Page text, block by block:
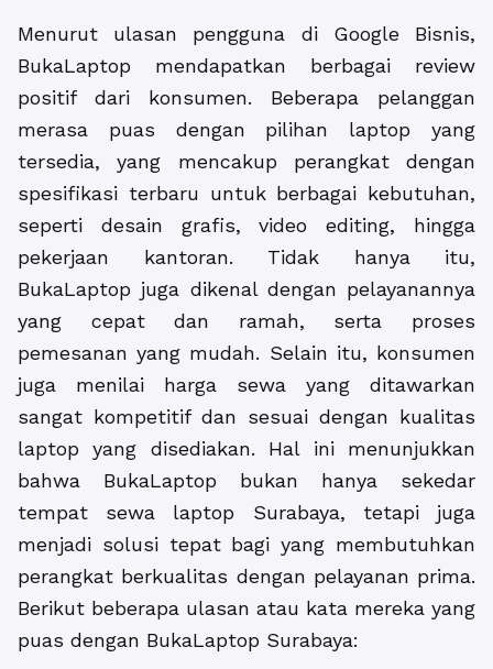
Menurut ulasan pengguna di Google Bisnis,
BukaLaptop mendapatkan berbagai review
positif dari konsumen. Beberapa pelanggan
merasa puas dengan pilihan laptop yang
tersedia, yang mencakup perangkat dengan
spesifikasi terbaru untuk berbagai kebutuhan,
seperti desain grafis, video editing, hingga
pekerjaan kantoran. Tidak hanya itu,
BukaLaptop juga dikenal dengan pelayanannya
yang cepat dan ramah, serta proses
pemesanan yang mudah. Selain itu, konsumen
juga menilai harga sewa yang ditawarkan
sangat kompetitif dan sesuai dengan kualitas
laptop yang disediakan. Hal ini menunjukkan
bahwa BukaLaptop bukan hanya sekedar
tempat sewa laptop Surabaya, tetapi juga
menjadi solusi tepat bagi yang membutuhkan
perangkat berkualitas dengan pelayanan prima.
Berikut beberapa ulasan atau kata mereka yang
puas dengan BukaLaptop Surabaya: